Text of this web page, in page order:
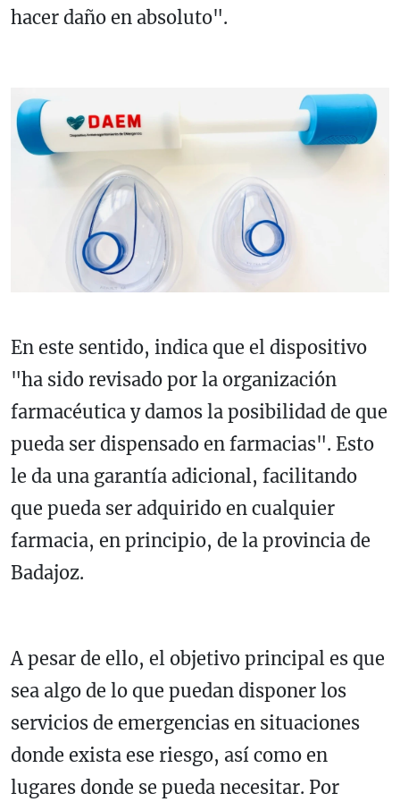
hacer daño en absoluto".
En este sentido, indica que el dispositivo
"ha sido revisado por la organización
farmacéutica y damos la posibilidad de que
pueda ser dispensado en farmacias". Esto
le da una garantía adicional, facilitando
que pueda ser adquirido en cualquier
farmacia, en principio, de la provincia de
Badajoz.
A pesar de ello, el objetivo principal es que
sea algo de lo que puedan disponer los
servicios de emergencias en situaciones
donde exista ese riesgo, así como en
lugares donde se pueda necesitar. Por